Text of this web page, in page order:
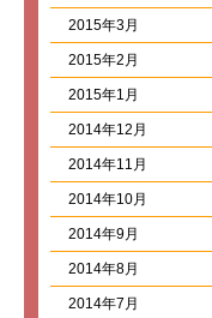
2015年3月
2015年2月
2015年1月
2014年12月
2014年11月
2014年10月
2014年9月
2014年8月
2014年7月